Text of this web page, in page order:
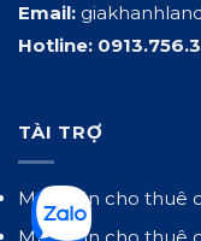
Email:
Hotline:
TÀI TRỢ
Mua bán cho thuê